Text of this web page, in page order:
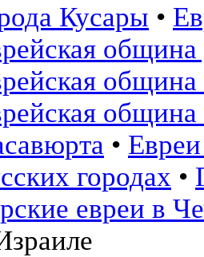
Кусары •
община
община
•
городах •
евреи в